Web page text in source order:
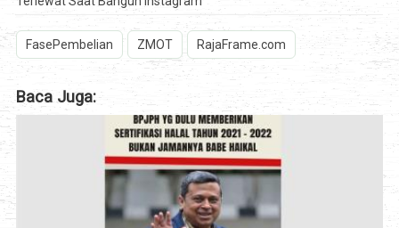
FasePembelian ZMOT RajaFrame.com
Baca Juga: